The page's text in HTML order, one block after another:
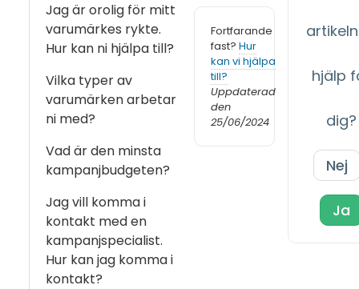
Jag är orolig för mitt
varumärkes rykte.
Hur kan ni hjälpa till?
Vilka typer av
varumärken arbetar
ni med?
Vad är den minsta
kampanjbudgeten?
Jag vill komma i
kontakt med en
kampanjspecialist.
Hur kan jag komma i
kontakt?
Fortfarande
fast? Hur
kan vi hjälpa
till?
Uppdaterad
den
25/06/2024
hjälp
dig?
Nej
Ja